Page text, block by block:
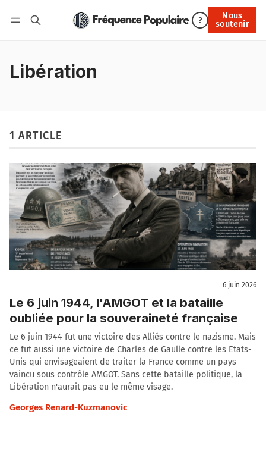
?
Nous
soutenir
Nous soutenir
Libération
1 ARTICLE
6 juin 2026
Le 6 juin 1944, l'AMGOT et la bataille
oubliée pour la souveraineté française
Le 6 juin 1944 fut une victoire des Alliés contre le nazisme. Mais
ce fut aussi une victoire de Charles de Gaulle contre les Etats-
Unis qui envisageaient de traiter la France comme un pays
vaincu sous contrôle AMGOT. Sans cette bataille politique, la
Libération n'aurait pas eu le même visage.
Georges Renard-Kuzmanovic